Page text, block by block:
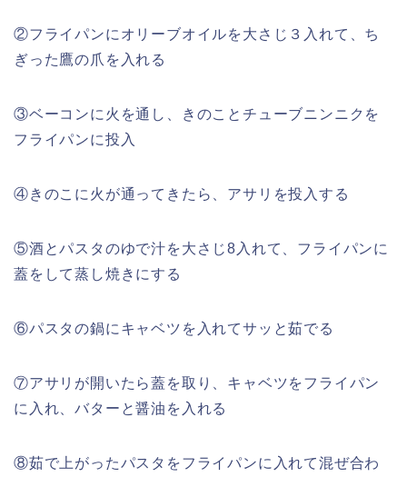
②フライパンにオリーブオイルを大さじ３入れて、ち
ぎった鷹の爪を入れる
③ベーコンに火を通し、きのことチューブニンニクを
フライパンに投入
④きのこに火が通ってきたら、アサリを投入する
⑤酒とパスタのゆで汁を大さじ8入れて、フライパンに
蓋をして蒸し焼きにする
⑥パスタの鍋にキャベツを入れてサッと茹でる
⑦アサリが開いたら蓋を取り、キャベツをフライパン
に入れ、バターと醤油を入れる
⑧茹で上がったパスタをフライパンに入れて混ぜ合わ